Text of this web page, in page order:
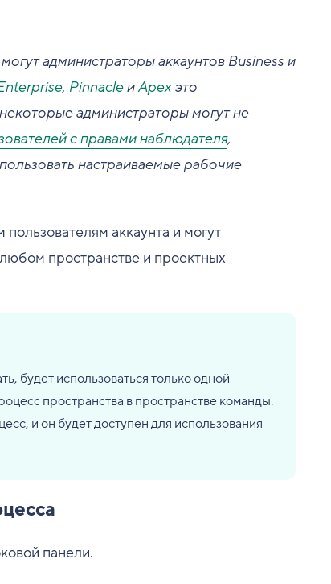
администраторы аккаунтов Business и
, PinnacleиApexэто
администраторы могут не
с правами наблюдателя,
настраиваемые рабочие
аккаунта и могут
пространстве и проектных
будет использоваться только одной
пространства в пространстве команды.
и он будет доступен для использования
панели.